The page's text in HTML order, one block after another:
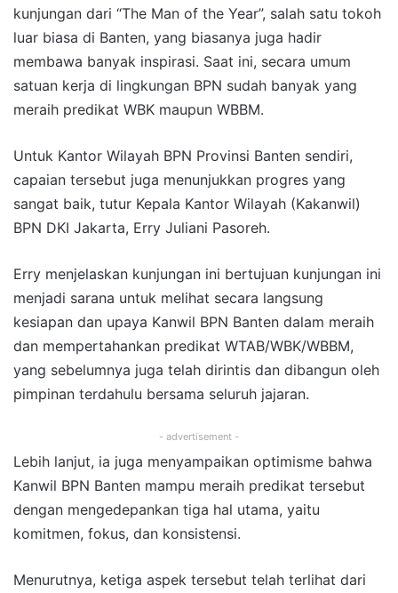
kunjungan dari “The Man of the Year”, salah satu tokoh
luar biasa di Banten, yang biasanya juga hadir
membawa banyak inspirasi. Saat ini, secara umum
satuan kerja di lingkungan BPN sudah banyak yang
meraih predikat WBK maupun WBBM.
Untuk Kantor Wilayah BPN Provinsi Banten sendiri,
capaian tersebut juga menunjukkan progres yang
sangat baik, tutur Kepala Kantor Wilayah (Kakanwil)
BPN DKI Jakarta, Erry Juliani Pasoreh.
Erry menjelaskan kunjungan ini bertujuan kunjungan ini
menjadi sarana untuk melihat secara langsung
kesiapan dan upaya Kanwil BPN Banten dalam meraih
dan mempertahankan predikat WTAB/WBK/WBBM,
yang sebelumnya juga telah dirintis dan dibangun oleh
pimpinan terdahulu bersama seluruh jajaran.
- advertisement -
Lebih lanjut, ia juga menyampaikan optimisme bahwa
Kanwil BPN Banten mampu meraih predikat tersebut
dengan mengedepankan tiga hal utama, yaitu
komitmen, fokus, dan konsistensi.
Menurutnya, ketiga aspek tersebut telah terlihat dari